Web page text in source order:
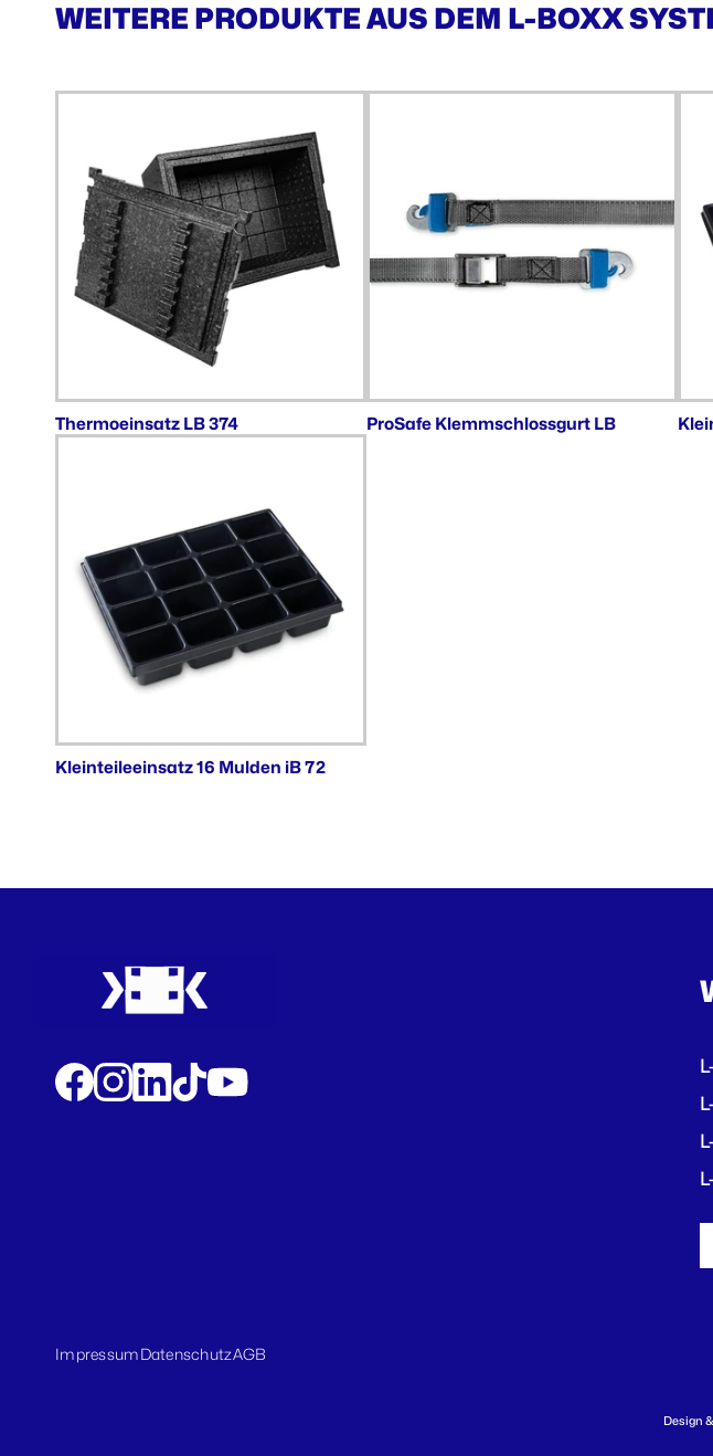
WEITERE PRODUKTE AUS DEM L-BOXX
Thermoeinsatz LB 374 ProSafe Klemmschlossgurt LB
Kleinteileeinsatz 16 Mulden iB 72
ImpressumDatenschutzAGB
Design